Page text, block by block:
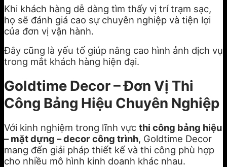
Khi khách hàng dễ dàng tìm thấy vị trí trạm sạc,
họ sẽ đánh giá cao sự chuyên nghiệp và tiện lợi
của đơn vị vận hành.
Đây cũng là yếu tố giúp nâng cao hình ảnh dịch vụ
trong mắt khách hàng hiện đại.
Goldtime Decor – Đơn Vị Thi
Công Bảng Hiệu Chuyên Nghiệp
Với kinh nghiệm trong lĩnh vực thi công bảng hiệu
– mặt dựng – decor công trình, Goldtime Decor
mang đến giải pháp thiết kế và thi công phù hợp
cho nhiều mô hình kinh doanh khác nhau.